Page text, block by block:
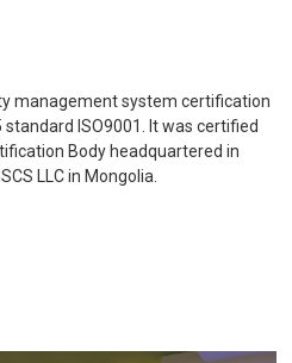
management system certification
ISO9001. It was certified
Body headquartered in
LLC in Mongolia.